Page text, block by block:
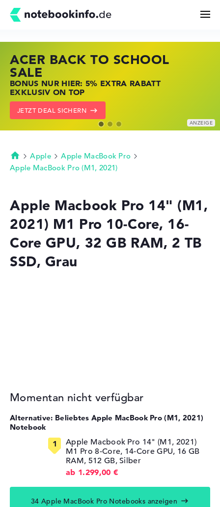
Kaufberatung
Technik & Wissen
Merkzettel
ACER BACK TO SCHOOL
SALE
BONUS NUR HIER: 5% EXTRA RABATT
EXKLUSIV ON TOP
JETZT DEAL SICHERN
HP STORE SSV DEALS
JETZT ZUGREIFEN: NOTEBOOKS BEI HP
KRÄFTIG REDUZIERT
ZU DEN HP ANGEBOTEN
LENOVO LAPTOP DEALS
NOTEBOOKS BEI LENOVO JETZT
KRÄFTIG REDUZIERT
LENOVO DEALS ZEIGEN
Startseite
Apple
Apple MacBook Pro
Apple MacBook Pro (M1, 2021)
Apple Macbook Pro 14" (M1,
2021) M1 Pro 10-Core, 16-
Core GPU, 32 GB RAM, 2 TB
SSD, Grau
Momentan nicht verfügbar
Alternative: Beliebtes Apple MacBook Pro (M1, 2021)
Notebook
Apple Macbook Pro 14" (M1, 2021)
M1 Pro 8-Core, 14-Core GPU, 16 GB
RAM, 512 GB, Silber
ab 1.299,00 €
34 Apple MacBook Pro Notebooks anzeigen